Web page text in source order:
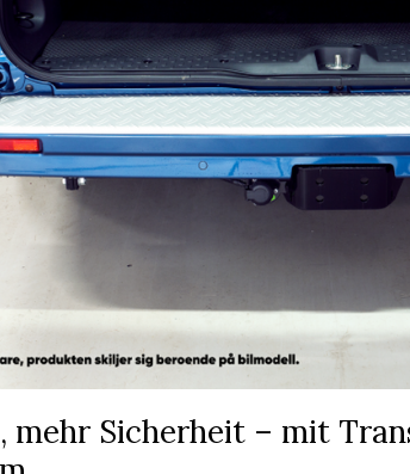
mehr Sicherheit – mit